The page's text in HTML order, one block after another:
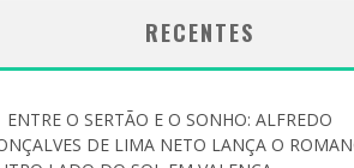
RECENTES
ENTRE O SERTÃO E O SONHO: ALFREDO
DE LIMA NETO LANÇA O